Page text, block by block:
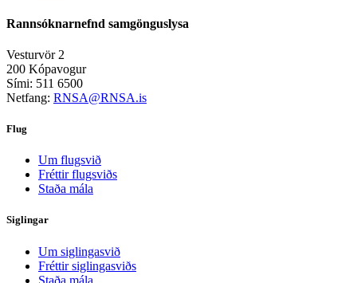
Rannsóknarnefnd samgönguslysa
Vesturvör 2
200 Kópavogur
Sími: 511 6500
Netfang: RNSA@RNSA.is
Flug
Um flugsvið
Fréttir flugsviðs
Staða mála
Siglingar
Um siglingasvið
Fréttir siglingasviðs
Staða mála